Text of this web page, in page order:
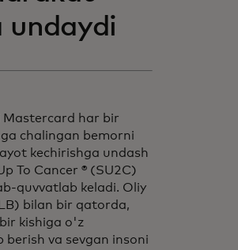
undaydi
Mastercard har bir
chalingan bemorni
kechirishga undash
To Cancer ® (SU2C)
quvvatlab keladi. Oliy
bilan bir qatorda,
kishiga o'z
berish va sevgan insoni